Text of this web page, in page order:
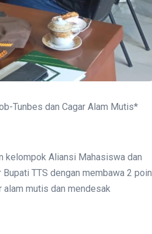
Tunbes dan Cagar Alam Mutis*
kelompok Aliansi Mahasiswa dan
TTS dengan membawa 2 poin
alam mutis dan mendesak